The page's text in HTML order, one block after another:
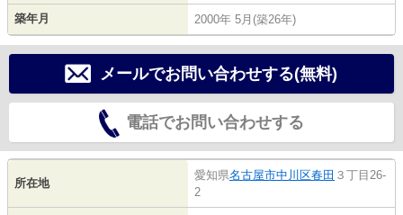
築年月 2000年 5月(築26年)
メールでお問い合わせする(無料)
電話でお問い合わせする
所在地
愛知県名古屋市中川区春田 ３丁目26-
2